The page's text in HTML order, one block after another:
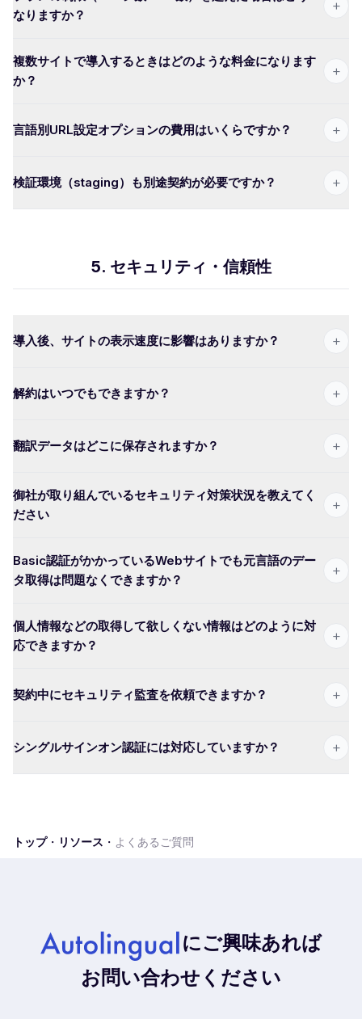
なりますか？
+
複数サイトで導入するときはどのような料金になります
か？
+
言語別URL設定オプションの費用はいくらですか？ +
検証環境（staging）も別途契約が必要ですか？ +
5. セキュリティ・信頼性
導入後、サイトの表示速度に影響はありますか？ +
解約はいつでもできますか？ +
翻訳データはどこに保存されますか？ +
御社が取り組んでいるセキュリティ対策状況を教えてく
ださい
+
Basic認証がかかっているWebサイトでも元言語のデー
タ取得は問題なくできますか？
+
個人情報などの取得して欲しくない情報はどのように対
応できますか？
+
契約中にセキュリティ監査を依頼できますか？ +
シングルサインオン認証には対応していますか？ +
トップ・ リソース ・ よくあるご質問
にご興味あれば
お問い合わせください